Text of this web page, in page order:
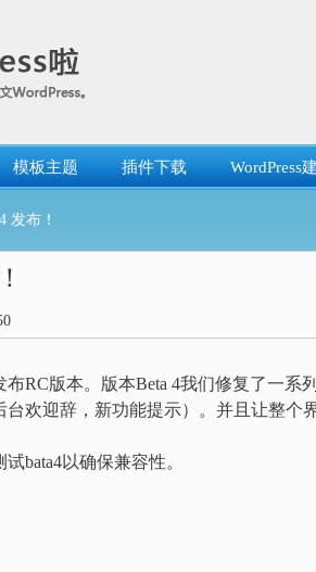
模板主题 插件下载 WordPress
发布！
RC版本。版本Beta 4我们修复了一系
台欢迎辞，新功能提示）。并且让整个
bata4以确保兼容性。